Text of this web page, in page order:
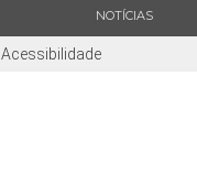
ESTADO
NOTÍCIAS
Acessibilidade